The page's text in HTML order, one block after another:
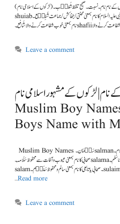
(لڑکوں کے اسلامی نام) حرف “ش ” سے شروع ہونے والے لڑکوں کے نام نام۔ نسبت ۔ صحیح تلفظ شُعَی٘ب۔
shuiab۔ ایک جلیل القدر نبی علیہ السلام کا نام بمعنی محنتی /جفاکش/ جماعت شَفِی٘ع۔shafi ۔ نبی صلی اللہ علیہ وسلم کا
Leave a comment
| لڑکوں کے مشہور اسلامی نام |
Muslim Boy
Boys Name with
Muslim Boy Names سَل٘مَان۔salman۔ کئی صحابہ کا نام عرب میں ایک جگہ کا نام سَلَام۔salam۔
صحابی کا نام بمعنی عیوب و آفات سے محفوظ سَلَامَہ۔salama۔ صحابی کا نام بمعنی عیوب و آفات سے بری ہونا سَلَم۔
salam۔ صحابی یا تابعی کا نام بمعنی سالم و محفوظ سُلَی٘م۔sulaim۔ کئی صحابہ کا نام (سلم کی تصغیر) سَالِم۔salim۔
…Read more
Leave a comment